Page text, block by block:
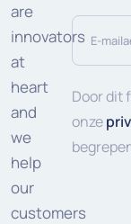
are
innovators
at
heart
and
we
help
our
customers
E-
mailadres
(Vereist)
Door dit
onze